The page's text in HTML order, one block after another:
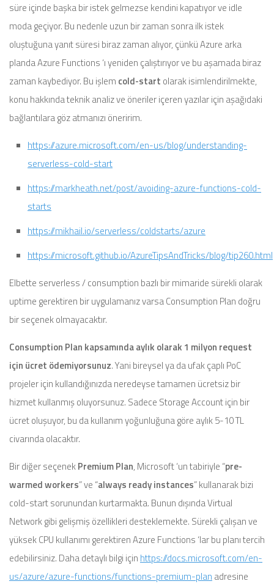
süre içinde başka bir istek gelmezse kendini kapatıyor ve idle
moda geçiyor. Bu nedenle uzun bir zaman sonra ilk istek
oluştuğuna yanıt süresi biraz zaman alıyor, çünkü Azure arka
planda Azure Functions ‘ı yeniden çalıştırıyor ve bu aşamada biraz
zaman kaybediyor. Bu işlem cold-start olarak isimlendirilmekte,
konu hakkında teknik analiz ve öneriler içeren yazılar için aşağıdaki
bağlantılara göz atmanızı öneririm.
https://azure.microsoft.com/en-us/blog/understanding-
serverless-cold-start
https://markheath.net/post/avoiding-azure-functions-cold-
starts
https://mikhail.io/serverless/coldstarts/azure
https://microsoft.github.io/AzureTipsAndTricks/blog/tip260.html
Elbette serverless / consumption bazlı bir mimaride sürekli olarak
uptime gerektiren bir uygulamanız varsa Consumption Plan doğru
bir seçenek olmayacaktır.
Consumption Plan kapsamında aylık olarak 1 milyon request
için ücret ödemiyorsunuz. Yani bireysel ya da ufak çaplı PoC
projeler için kullandığınızda neredeyse tamamen ücretsiz bir
hizmet kullanmış oluyorsunuz. Sadece Storage Account için bir
ücret oluşuyor, bu da kullanım yoğunluğuna göre aylık 5-10 TL
civarında olacaktır.
Bir diğer seçenekPremium Plan, Microsoft ‘un tabiriyle “pre-
warmed workers” ve “always ready instances” kullanarak bizi
cold-start sorunundan kurtarmakta. Bunun dışında Virtual
Network gibi gelişmiş özellikleri desteklemekte. Sürekli çalışan ve
yüksek CPU kullanımı gerektiren Azure Functions ‘lar bu planı tercih
edebilirsiniz. Daha detaylı bilgi için https://docs.microsoft.com/en-
us/azure/azure-functions/functions-premium-plan adresine